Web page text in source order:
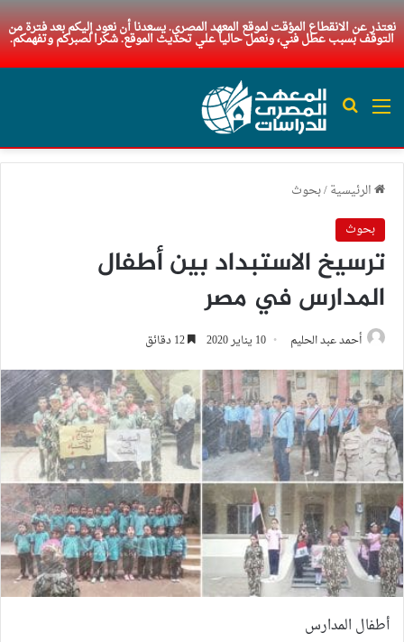
نعتذر عن الانقطاع المؤقت لموقع المعهد المصري. يسعدنا أن نعود إليكم بعد فترة من
التوقف بسبب عطل فني، ونعمل حاليا علي تحديث الموقع. شكرا لصبركم وتفهمكم.
القائمة بحث عن
الرئيسية/بحوث
بحوث
ترسيخ الاستبداد بين أطفال
المدارس في مصر
أحمد عبد الحليم 10 يناير 2020
أطفال المدارس